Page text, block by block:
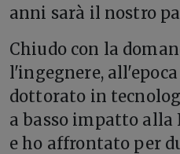
anni sarà il nostro
Chiudo con la
l'ingegnere,
dottorato in
a basso impatto alla
e ho affrontato per